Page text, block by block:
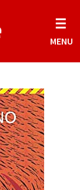
☰
MENU